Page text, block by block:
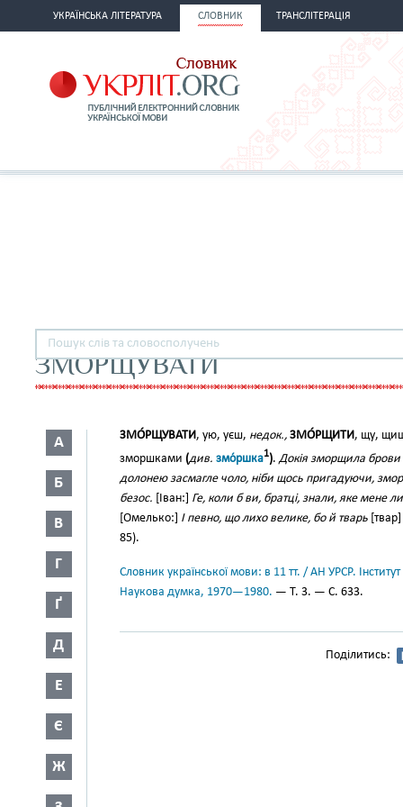
УКРАЇНСЬКА ЛІТЕРАТУРА СЛОВНИК ТРАНСЛІТЕРАЦІЯ
ЗМОРЩУВАТИ
А
Б
В
Г
Ґ
Д
Е
Є
Ж
ЗМО́РЩУВАТИ, ую, уєш, недок., ЗМО́РЩИТИ, щу,
зморшками (див. змо́ршка1). Докія зморщила брови
долонею засмагле чоло, ніби щось пригадуючи,
безос. [Іван:] Ге, коли б ви, братці, знали, яке мене
[Омелько:] І певно, що лихо велике, бо й тварь [твар]
85).
Словник української мови: в 11 тт. / АН УРСР.
Наукова думка, 1970—1980. — Т. 3. — С. 633.
Поділитись: